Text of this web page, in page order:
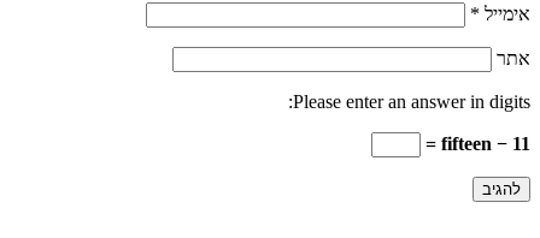
אימייל *
אתר
Please enter an answer in digits:
fifteen − 11 =